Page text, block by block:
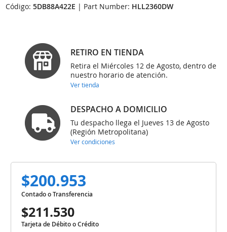
Código:5DB88A422E | Part Number: HLL2360DW
RETIRO EN TIENDA
Retira el Miércoles 12 de Agosto, dentro de
nuestro horario de atención.
Ver tienda
DESPACHO A DOMICILIO
Tu despacho llega el Jueves 13 de Agosto
(Región Metropolitana)
Ver condiciones
$200.953
Contado o Transferencia
$211.530
Tarjeta de Débito o Crédito